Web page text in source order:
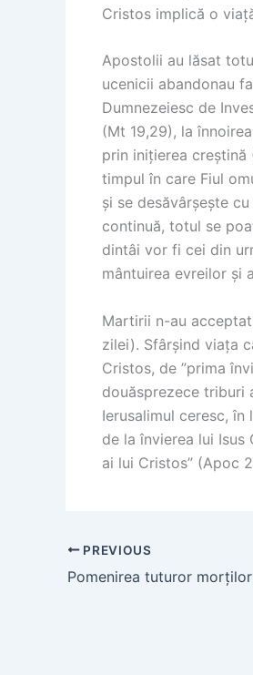
Cristos implică o
Apostolii au lăsat
ucenicii abandonau
Dumnezeiesc de
(Mt 19,29), la
prin inițierea creștină
timpul în care Fiul
și se desăvârșește
continuă, totul se
dintâi vor fi cei din
mântuirea evreilor și
Martirii n-au
zilei). Sfârșind viața
Cristos, de ”prima
douăsprezece triburi
Ierusalimul ceresc,
de la învierea lui
ai lui Cristos” (Apoc
PREVIOUS